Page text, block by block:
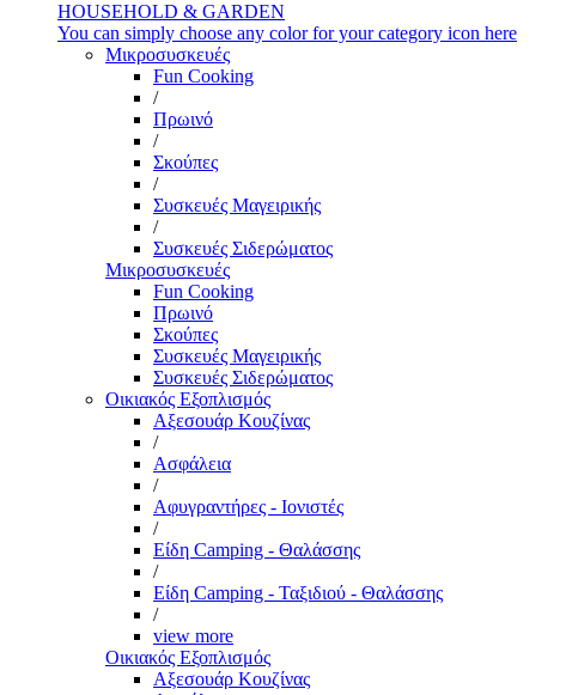
HOUSEHOLD & GARDEN
You can simply choose any color for your category icon here
Μικροσυσκευές
Fun Cooking
/
Πρωινό
/
Σκούπες
/
Συσκευές Μαγειρικής
/
Συσκευές Σιδερώματος
Μικροσυσκευές
Fun Cooking
Πρωινό
Σκούπες
Συσκευές Μαγειρικής
Συσκευές Σιδερώματος
Οικιακός Εξοπλισμός
Αξεσουάρ Κουζίνας
/
Ασφάλεια
/
Αφυγραντήρες - Ιονιστές
/
Είδη Camping - Θαλάσσης
/
Είδη Camping - Ταξιδιού - Θαλάσσης
/
view more
Οικιακός Εξοπλισμός
Αξεσουάρ Κουζίνας